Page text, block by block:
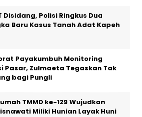
Disidang, Polisi Ringkus Dua
Baru Kasus Tanah Adat Kapeh
Payakumbuh Monitoring
Pasar, Zulmaeta Tegaskan Tak
bagi Pungli
TMMD ke-129 Wujudkan
Miliki Hunian Layak Huni